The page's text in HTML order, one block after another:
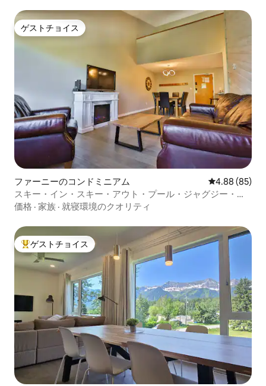
ゲストチョイス
ゲストチョイス
ファーニーのコンドミニアム レビュー85
4.88 (85)
スキー・イン・スキー・アウト・プール・ジャグジー・ジ
ャグジー|新しく改装された
価格 · 家族 · 就寝環境のクオリティ
大好評のゲストチョイスです。
ゲストチョイス